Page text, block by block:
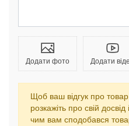
Додати фото Додати
Щоб ваш відгук про товар
розкажіть про свій
чим вам сподобався